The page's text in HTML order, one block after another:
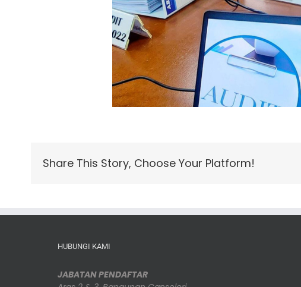
Share This Story, Choose Your Platform!
HUBUNGI KAMI
JABATAN PENDAFTAR